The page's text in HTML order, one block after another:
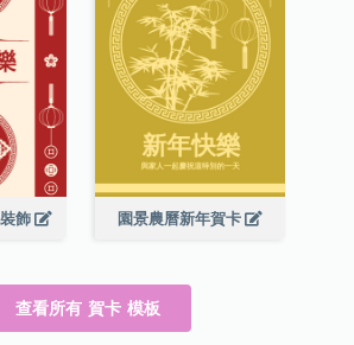
飾 園景農曆新年賀卡
查看所有 賀卡 模板